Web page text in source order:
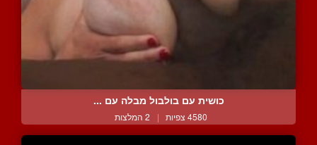
כושית עם בולבול מבלה עם ...
4580 צפיות | 2 המלצות